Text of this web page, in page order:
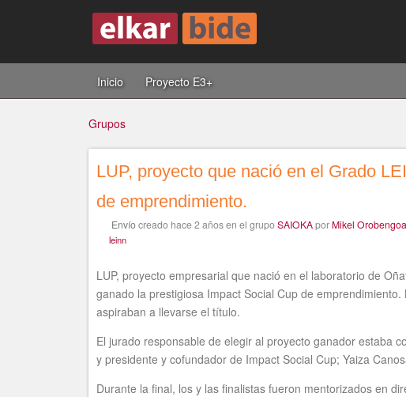
Inicio Proyecto E3+
Usted
está
aquí
Grupos
LUP, proyecto que nació en el Grado
de emprendimiento.
Envíocreado hace 2 añosen el grupoSAIOKApor Mikel Orobengoa
leinn
LUP, proyecto empresarial que nació en el laboratorio de
ganado la prestigiosa Impact Social Cup de
aspiraban a llevarse el título.
El jurado responsable de elegir al proyecto ganador estaba
y presidente y cofundador de Impact Social Cup; Yaiza
Durante la final, los y las finalistas fueron mentorizados en